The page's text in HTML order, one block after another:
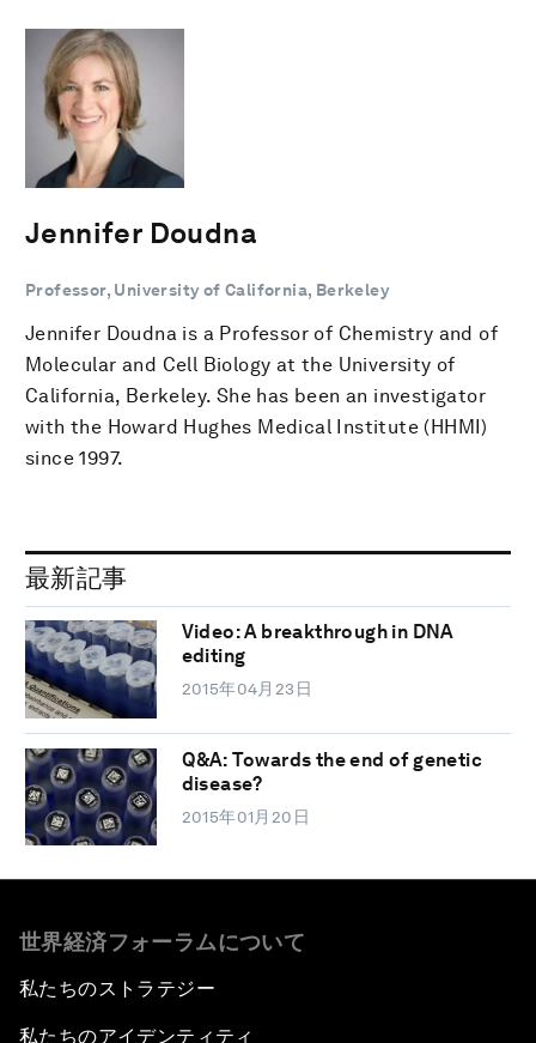
Jennifer Doudna
Professor, University of California, Berkeley
Jennifer Doudna is a Professor of Chemistry and of
Molecular and Cell Biology at the University of
California, Berkeley. She has been an investigator
with the Howard Hughes Medical Institute (HHMI)
since 1997.
最新記事
Video: A breakthrough in DNA
editing
2015年04月23日
Q&A: Towards the end of genetic
disease?
2015年01月20日
世界経済フォーラムについて
私たちのストラテジー
私たちのアイデンティティ